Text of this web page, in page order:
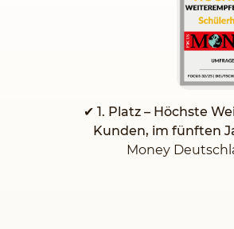
✔ 1. Platz – Höchste
Kunden, im fünften
Money